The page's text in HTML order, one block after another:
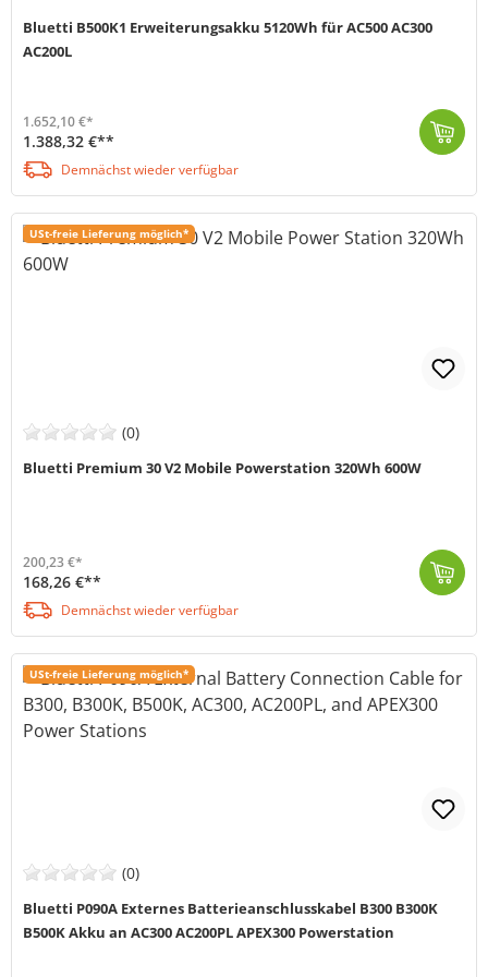
Bluetti B500K1 Erweiterungsakku 5120Wh für AC500 AC300
AC200L
1.652,10 €*
1.388,32 €**
Demnächst wieder verfügbar
USt-freie Lieferung möglich*
(0)
Bluetti Premium 30 V2 Mobile Powerstation 320Wh 600W
200,23 €*
168,26 €**
Demnächst wieder verfügbar
USt-freie Lieferung möglich*
(0)
Bluetti P090A Externes Batterieanschlusskabel B300 B300K
B500K Akku an AC300 AC200PL APEX300 Powerstation